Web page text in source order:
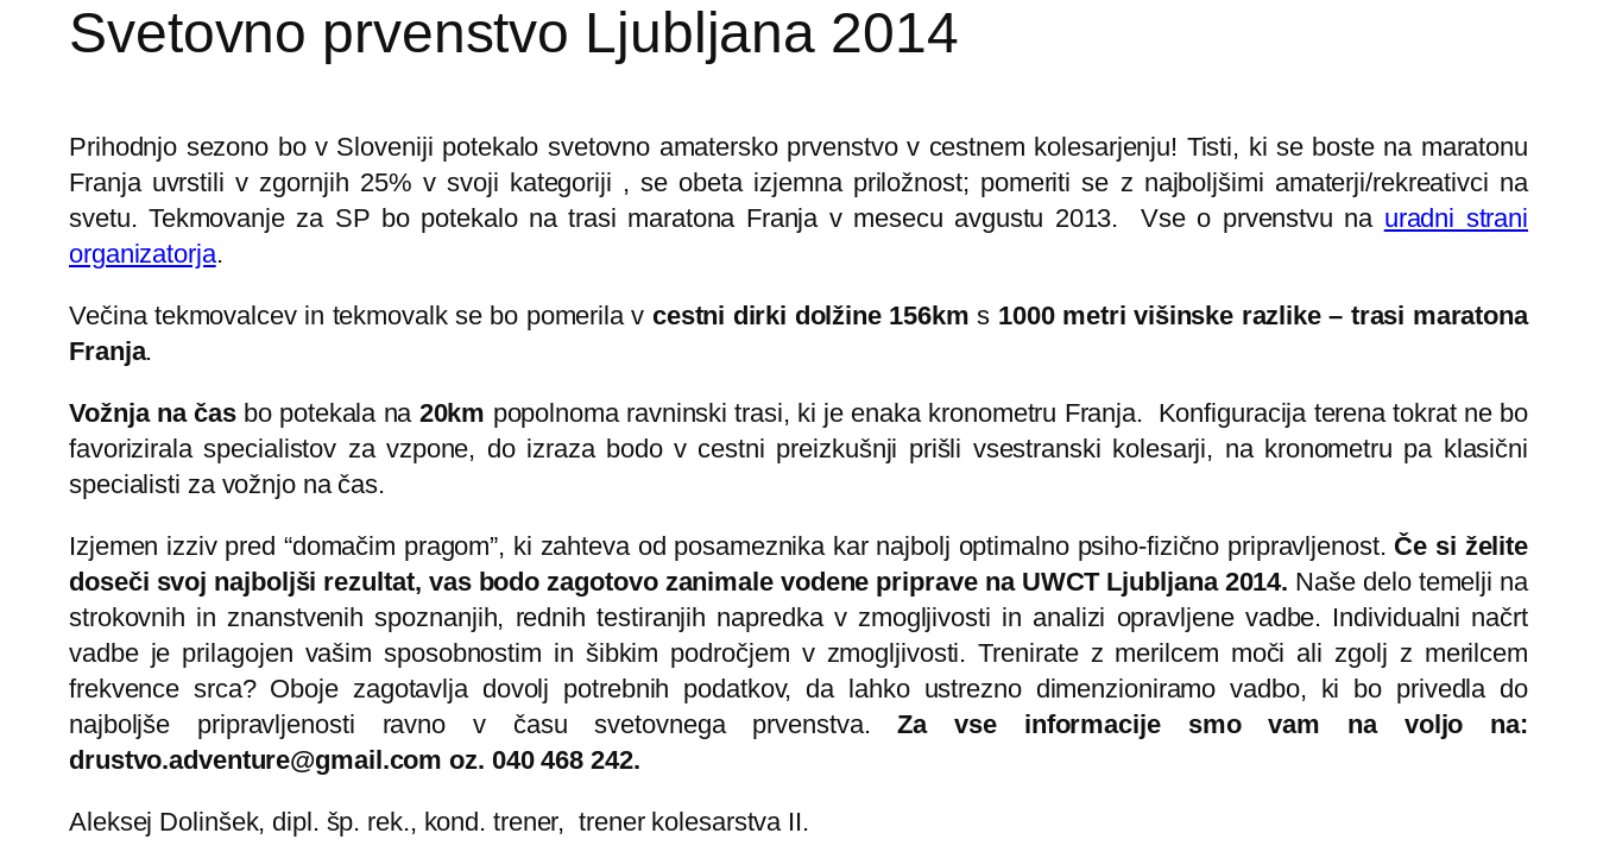
Svetovno prvenstvo Ljubljana 2014
Prihodnjo sezono bo v Sloveniji potekalo svetovno amatersko prvenstvo v cestnem kolesarjenju! Tisti, ki se boste na maratonu
Franja uvrstili v zgornjih 25% v svoji kategoriji , se obeta izjemna priložnost; pomeriti se z najboljšimi amaterji/rekreativci na
svetu. Tekmovanje za SP bo potekalo na trasi maratona Franja v mesecu avgustu 2013. Vse o prvenstvu na uradni strani
organizatorja.
Večina tekmovalcev in tekmovalk se bo pomerila v cestni dirki dolžine 156kms 1000 metri višinske razlike – trasi maratona
Franja.
Vožnja na časbo potekala na 20km popolnoma ravninski trasi, ki je enaka kronometru Franja. Konfiguracija terena tokrat ne bo
favorizirala specialistov za vzpone, do izraza bodo v cestni preizkušnji prišli vsestranski kolesarji, na kronometru pa klasični
specialisti za vožnjo na čas.
Izjemen izziv pred “domačim pragom”, ki zahteva od posameznika kar najbolj optimalno psiho-fizično pripravljenost. Če si želite
doseči svoj najboljši rezultat, vas bodo zagotovo zanimale vodene priprave na UWCT Ljubljana 2014. Naše delo temelji na
strokovnih in znanstvenih spoznanjih, rednih testiranjih napredka v zmogljivosti in analizi opravljene vadbe. Individualni načrt
vadbe je prilagojen vašim sposobnostim in šibkim področjem v zmogljivosti. Trenirate z merilcem moči ali zgolj z merilcem
frekvence srca? Oboje zagotavlja dovolj potrebnih podatkov, da lahko ustrezno dimenzioniramo vadbo, ki bo privedla do
najboljše pripravljenosti ravno v času svetovnega prvenstva.Za vse informacije smo vam na voljo na:
drustvo.adventure@gmail.com oz. 040 468 242.
Aleksej Dolinšek, dipl. šp. rek., kond. trener, trener kolesarstva II.